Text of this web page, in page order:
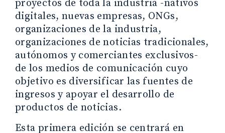
proyectos de toda la industria -nativos
digitales, nuevas empresas, ONGs,
organizaciones de la industria,
organizaciones de noticias tradicionales,
autónomos y comerciantes exclusivos-
de los medios de comunicación cuyo
objetivo es diversificar las fuentes de
ingresos y apoyar el desarrollo de
productos de noticias.
Esta primera edición se centrará en